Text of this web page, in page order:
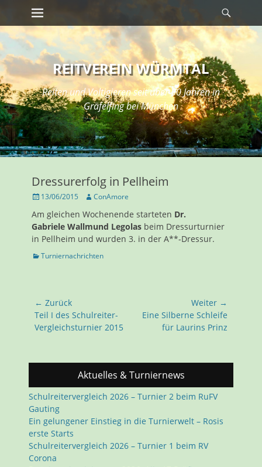
Zum
Inhalt:
Erstes Menü
REITVEREIN WÜRMTAL
Reiten und Voltigieren seit über 50 Jahren in
Gräfelfing bei München
Dressurerfolg in Pellheim
Veröffentlicht
13/06/2015 AutorConAmore
Am gleichen Wochenende starteten Dr.
Gabriele Wallmund Legolas beim Dressurturnier
in Pellheim und wurden 3. in der A**-Dressur.
Kategorien
Turniernachrichten
Beitragsnavigation
← Zurück
Vorhergehender
Beitrag:
Teil I des Schulreiter-
Vergleichsturnier 2015
Weiter →
Nächster
Eine Silberne Schleife
für Laurins Prinz
Aktuelles & Turniernews
Schulreitervergleich 2026 – Turnier 2 beim RuFV
Gauting
Ein gelungener Einstieg in die Turnierwelt – Rosis
erste Starts
Schulreitervergleich 2026 – Turnier 1 beim RV
Corona